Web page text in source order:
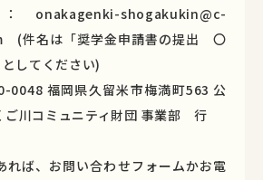
shogakukin@c-
(件名は「奨学金申請書の提出 〇
してください)
0048 福岡県久留米市梅満町563 公
ご川コミュニティ財団 事業部 行
れば、お問い合わせフォームかお電